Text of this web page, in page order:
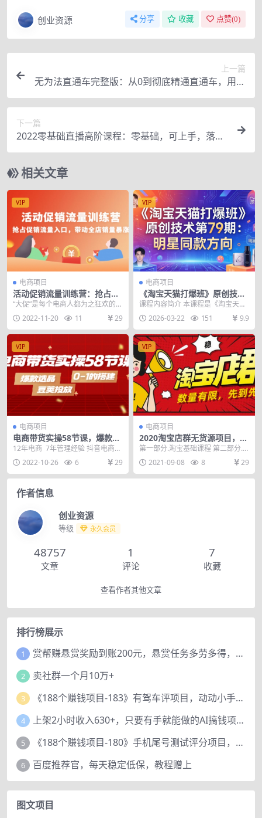
创业资源 分享 收藏 点赞(0)
上一篇
无为法直通车完整版：从0到彻底精通直通车，用无
为法思维，永远不会亏损
下一篇
2022零基础直播高阶课程：零基础，可上手，落地
实操，简单易学（43节课）
相关文章
VIP
电商项目
活动促销流量训练营：抢占促
销流量入口，带动全店销量暴
涨
“大促”是每个电商人都为之狂欢的节
日 每次大促平台流量都会达到峰值
每次大促用户...
2022-11-20 11 29
VIP
电商项目
《淘宝天猫打爆班》原创技术
第79期：明星同款方向
课程内容简介 本课程是《淘宝天猫
打爆班》原创技术第79期，聚焦“明
星同款方向”爆...
2026-03-22 151 9.9
VIP
电商项目
电商带货实操58节课，爆款选
品，豆荚投放，0-1的搭建
12年电商 7年管理经验 抖音电商带
货初级班，58节课 筛选赛道 对标达
人 对...2022-10-26 6 29
VIP
电商项目
2020淘宝店群无货源项目，独
家蓝海操作，月入50000+（课
第一部分.淘宝基础课程 第二部分.
蓝海选品 第三部分.高级课，查缺补
漏，慎重点 ...
2021-09-08 8 29
作者信息
创业资源
等级 永久会员
48757
文章
1
评论
7
收藏
查看作者其他文章
排行榜展示
1 赏帮赚悬赏奖励到账200元，悬赏任务多劳多得，人人可做。
2 卖社群一个月10万+
3 《188个赚钱项目-183》有驾车评项目，动动小手，复制粘贴赚44元！
4 上架2小时收入630+，只要有手就能做的AI搞钱项目，奶奶看完都能学会!
5 《188个赚钱项目-180》手机尾号测试评分项目，短视频直播日赚200+
6 百度推荐官，每天稳定低保，教程赠上
图文项目